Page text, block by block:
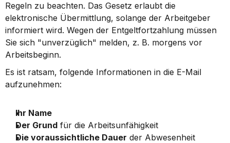
Regeln zu beachten. Das Gesetz erlaubt die
elektronische Übermittlung, solange der Arbeitgeber
informiert wird. Wegen der Entgeltfortzahlung müssen
Sie sich "unverzüglich" melden, z. B. morgens vor
Arbeitsbeginn.
Es ist ratsam, folgende Informationen in die E-Mail
aufzunehmen:
Ihr Name
Der Grund für die Arbeitsunfähigkeit
Die voraussichtliche Dauer der Abwesenheit